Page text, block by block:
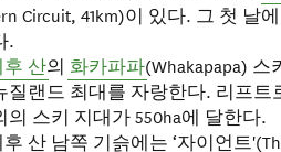
Circuit, 41km)이 있다. 그 첫 날
.
후 산의 화카파파(Whakapapa)
질랜드 최대를 자랑한다. 리프트
의 스키 지대가 550ha에 달한다.
산 남쪽 기슭에는 ‘자이언트